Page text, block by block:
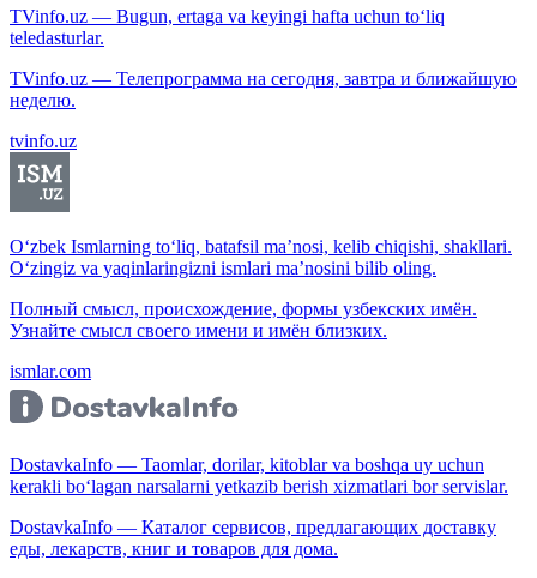
TVinfo.uz — Bugun, ertaga va keyingi hafta uchun to‘liq
teledasturlar.
TVinfo.uz — Телепрограмма на сегодня, завтра и ближайшую
неделю.
tvinfo.uz
O‘zbek Ismlarning to‘liq, batafsil ma’nosi, kelib chiqishi, shakllari.
O‘zingiz va yaqinlaringizni ismlari ma’nosini bilib oling.
Полный смысл, происхождение, формы узбекских имён.
Узнайте смысл своего имени и имён близких.
ismlar.com
DostavkaInfo — Taomlar, dorilar, kitoblar va boshqa uy uchun
kerakli bo‘lagan narsalarni yetkazib berish xizmatlari bor servislar.
DostavkaInfo — Каталог сервисов, предлагающих доставку
еды, лекарств, книг и товаров для дома.